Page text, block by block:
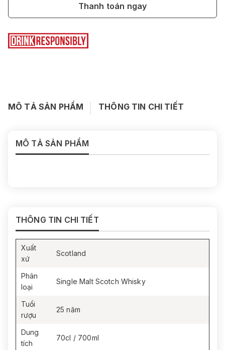
Thanh toán ngay
MÔ TẢ SẢN PHẨM THÔNG TIN CHI TIẾT
MÔ TẢ SẢN PHẨM
THÔNG TIN CHI TIẾT
Xuất
xứ
Scotland
Phân
loại
Single Malt Scotch Whisky
Tuổi
rượu
25 năm
Dung
tích
70cl / 700ml